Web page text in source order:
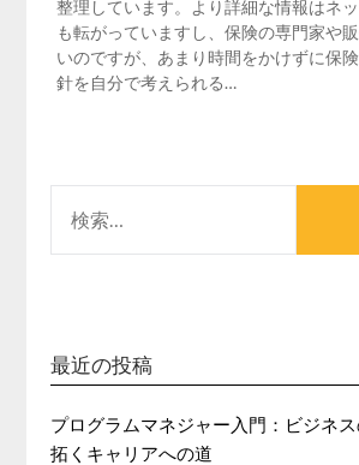
整理しています。より詳細な情報はネ
も転がっていますし、保険の専門家や
いのですが、あまり時間をかけずに保
針を自分で考えられる…
索:
最近の投稿
プログラムマネジャー入門：ビジネ
拓くキャリアへの道